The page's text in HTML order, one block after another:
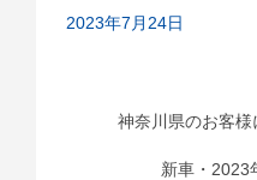
2023年7月24日
神奈川県のお客
新車・2023